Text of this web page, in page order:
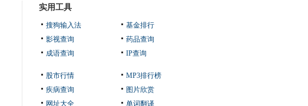
实用工具
搜狗输入法
基金排行
影视查询
药品查询
成语查询
IP查询
股市行情
MP3排行榜
疾病查询
图片欣赏
网址大全
单词翻译